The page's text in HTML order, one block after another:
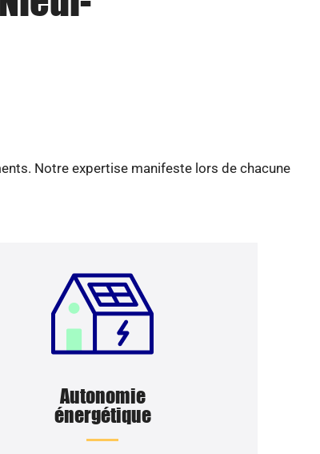
Notre expertise manifeste lors de chacune
Autonomie
énergétique